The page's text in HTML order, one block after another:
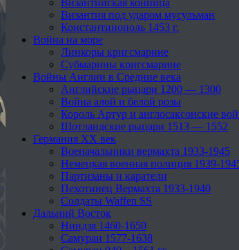
Византийская конница
Византия под ударом мусульман
Константинополь 1453 г.
Война на море
Линкоры кригсмарине
Субмарины кригсмарине
Войны Англии в Средние века
Английские рыцари 1200 — 1300
Война алой и белой розы
Король Артур и англосаксонские
Шотландские рыцари 1513 — 1552
Германия XX век
Военачальники вермахта 1933-1945
Немецкая военная полиция 1939-
Партизаны и каратели
Пехотинец Вермахта 1933-1940
Солдаты Waffen SS
Дальний Восток
Ниндзя 1460-1650
Самураи 1577-1638